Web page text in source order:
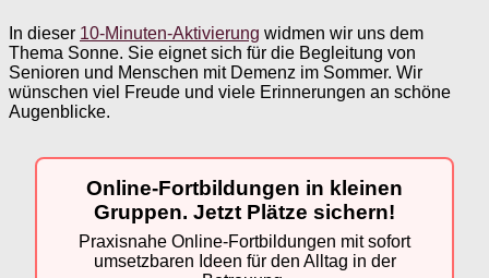
In dieser 10-Minuten-Aktivierung widmen wir uns dem
Thema Sonne. Sie eignet sich für die Begleitung von
Senioren und Menschen mit Demenz im Sommer. Wir
wünschen viel Freude und viele Erinnerungen an schöne
Augenblicke.
Online-Fortbildungen in kleinen
Gruppen. Jetzt Plätze sichern!
Praxisnahe Online-Fortbildungen mit sofort
umsetzbaren Ideen für den Alltag in der